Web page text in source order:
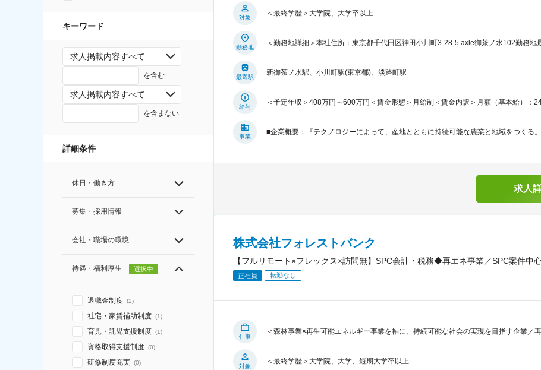
キーワード
求人掲載内容すべて
を含む
求人掲載内容すべて
を含まない
詳細条件
休日・働き方
募集・採用情報
会社・職場の環境
待遇・福利厚生 選択中
退職金制度 (2)
社宅・家賃補助制度 (1)
育児・託児支援制度 (1)
資格取得支援制度 (0)
研修制度充実 (0)
対象
＜最終学歴＞大学院、大学卒以上
勤務地
＜勤務地詳細＞本社住所：東京都千代田区神田小川町3-28-5 axle御茶ノ水102勤務地
最寄駅
新御茶ノ水駅、小川町駅(東京都)、淡路町駅
給与
＜予定年収＞408万円～600万円＜賃金形態＞月給制＜賃金内訳＞月額（基本給）：
事業
■企業概要：『テクノロジーによって、産地とともに持続可能な農業と地域をつくる
求人
株式会社フォレストバンク
【フルリモート×フレックス×訪問無】SPC会計・税務◆再エネ事業／SPC案件中
正社員 転勤なし
仕事
＜森林事業×再生可能エネルギー事業を軸に、持続可能な社会の実現を目指す企業／
対象
＜最終学歴＞大学院、大学、短期大学卒以上